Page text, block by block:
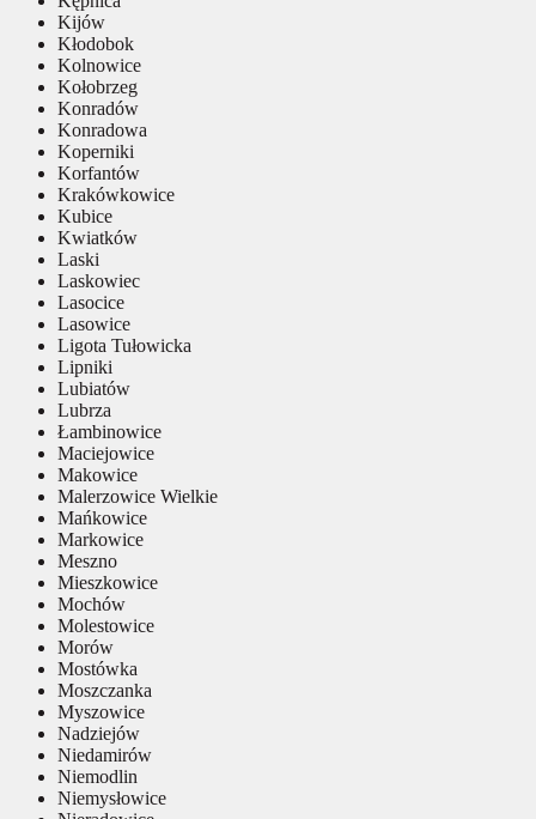
Kijów
Kłodobok
Kolnowice
Kołobrzeg
Konradów
Konradowa
Koperniki
Korfantów
Krakówkowice
Kubice
Kwiatków
Laski
Laskowiec
Lasocice
Lasowice
Ligota Tułowicka
Lipniki
Lubiatów
Lubrza
Łambinowice
Maciejowice
Makowice
Malerzowice Wielkie
Mańkowice
Markowice
Meszno
Mieszkowice
Mochów
Molestowice
Morów
Mostówka
Moszczanka
Myszowice
Nadziejów
Niedamirów
Niemodlin
Niemysłowice